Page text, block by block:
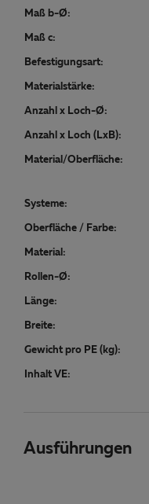
Maß b-Ø:
Maß c:
Befestigungsart:
Materialstärke:
Anzahl x Loch-Ø:
Anzahl x Loch (LxB):
Material/Oberfläche:
Systeme:
Oberfläche / Farbe:
Material:
Rollen-Ø:
Länge:
Breite:
Gewicht pro PE (kg):
Inhalt VE:
Ausführungen